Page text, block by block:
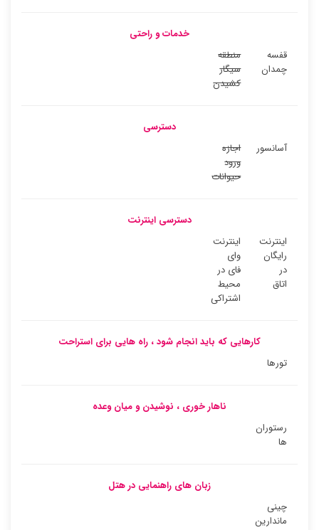
خدمات و راحتی
قفسه
چمدان
منطقه
سیگار
کشیدن
دسترسی
آسانسور
اجازه
ورود
حیوانات
دسترسی اینترنت
اینترنت
رایگان
در
اتاق
اینترنت
وای
فای در
محیط
اشتراکی
کارهایی که باید انجام شود ، راه هایی برای استراحت
تورها
ناهار خوری ، نوشیدن و میان وعده
رستوران
ها
زبان های راهنمایی در هتل
چینی
ماندارین